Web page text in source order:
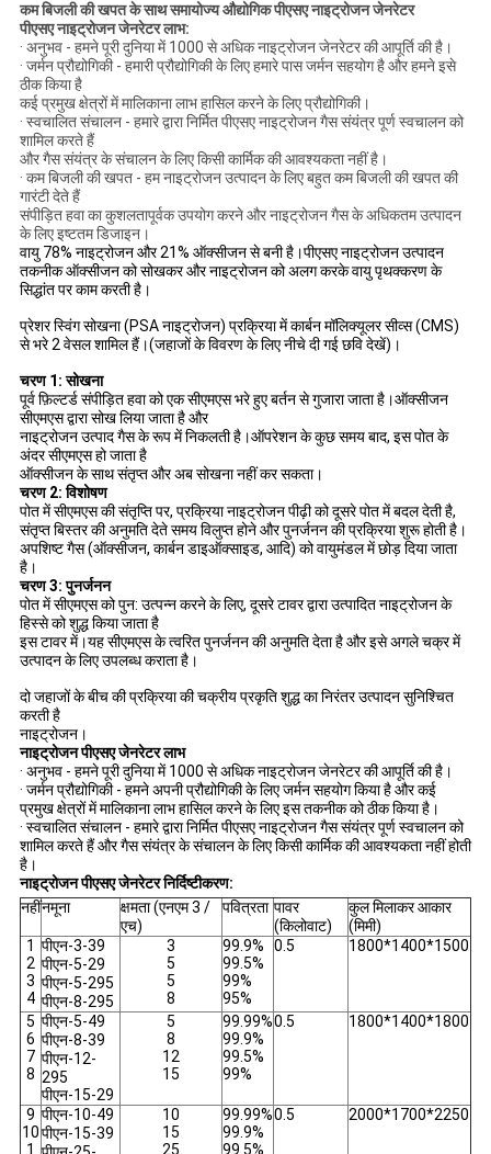
कम बिजली की खपत के साथ समायोज्य औद्योगिक पीएसए नाइट्रोजन जेनरेटर
पीएसए नाइट्रोजन जेनरेटर लाभ:
· अनुभव - हमने पूरी दुनिया में 1000 से अधिक नाइट्रोजन जेनरेटर की आपूर्ति की है।
· जर्मन प्रौद्योगिकी - हमारी प्रौद्योगिकी के लिए हमारे पास जर्मन सहयोग है और हमने इसे
ठीक किया है
कई प्रमुख क्षेत्रों में मालिकाना लाभ हासिल करने के लिए प्रौद्योगिकी।
· स्वचालित संचालन - हमारे द्वारा निर्मित पीएसए नाइट्रोजन गैस संयंत्र पूर्ण स्वचालन को
शामिल करते हैं
और गैस संयंत्र के संचालन के लिए किसी कार्मिक की आवश्यकता नहीं है।
· कम बिजली की खपत - हम नाइट्रोजन उत्पादन के लिए बहुत कम बिजली की खपत की
गारंटी देते हैं
संपीड़ित हवा का कुशलतापूर्वक उपयोग करने और नाइट्रोजन गैस के अधिकतम उत्पादन
के लिए इष्टतम डिजाइन।
वायु 78% नाइट्रोजन और 21% ऑक्सीजन से बनी है।पीएसए नाइट्रोजन उत्पादन
तकनीक ऑक्सीजन को सोखकर और नाइट्रोजन को अलग करके वायु पृथक्करण के
सिद्धांत पर काम करती है।
प्रेशर स्विंग सोखना (PSA नाइट्रोजन) प्रक्रिया में कार्बन मॉलिक्यूलर सीव्स (CMS)
से भरे 2 वेसल शामिल हैं।(जहाजों के विवरण के लिए नीचे दी गई छवि देखें)।
चरण 1: सोखना
पूर्व फ़िल्टर्ड संपीड़ित हवा को एक सीएमएस भरे हुए बर्तन से गुजारा जाता है।ऑक्सीजन
सीएमएस द्वारा सोख लिया जाता है और
नाइट्रोजन उत्पाद गैस के रूप में निकलती है।ऑपरेशन के कुछ समय बाद, इस पोत के
अंदर सीएमएस हो जाता है
ऑक्सीजन के साथ संतृप्त और अब सोखना नहीं कर सकता।
चरण 2: विशोषण
पोत में सीएमएस की संतृप्ति पर, प्रक्रिया नाइट्रोजन पीढ़ी को दूसरे पोत में बदल देती है,
संतृप्त बिस्तर की अनुमति देते समय विलुप्त होने और पुनर्जनन की प्रक्रिया शुरू होती है।
अपशिष्ट गैस (ऑक्सीजन, कार्बन डाइऑक्साइड, आदि) को वायुमंडल में छोड़ दिया जाता
है।
चरण 3: पुनर्जनन
पोत में सीएमएस को पुन: उत्पन्न करने के लिए, दूसरे टावर द्वारा उत्पादित नाइट्रोजन के
हिस्से को शुद्ध किया जाता है
इस टावर में।यह सीएमएस के त्वरित पुनर्जनन की अनुमति देता है और इसे अगले चक्र में
उत्पादन के लिए उपलब्ध कराता है।
दो जहाजों के बीच की प्रक्रिया की चक्रीय प्रकृति शुद्ध का निरंतर उत्पादन सुनिश्चित
करती है
नाइट्रोजन।
नाइट्रोजन पीएसए जेनरेटर लाभ
· अनुभव - हमने पूरी दुनिया में 1000 से अधिक नाइट्रोजन जेनरेटर की आपूर्ति की है।
· जर्मन प्रौद्योगिकी - हमने अपनी प्रौद्योगिकी के लिए जर्मन सहयोग किया है और कई
प्रमुख क्षेत्रों में मालिकाना लाभ हासिल करने के लिए इस तकनीक को ठीक किया है।
· स्वचालित संचालन - हमारे द्वारा निर्मित पीएसए नाइट्रोजन गैस संयंत्र पूर्ण स्वचालन को
शामिल करते हैं और गैस संयंत्र के संचालन के लिए किसी कार्मिक की आवश्यकता नहीं होती
है।
नाइट्रोजन पीएसए जेनरेटर निर्दिष्टीकरण:
नहींनमूना
क्षमता (एनएम 3 /
एच)
पवित्रता पावर
(किलोवाट)
कुल मिलाकर आकार
(मिमी)
1
2
3
4
पीएन-3-39
पीएन-5-29
पीएन-5-295
पीएन-8-295
3
5
5
8
99.9%
99.5%
99%
95%
0.5 1800*1400*1500
5
6
7
8
पीएन-5-49
पीएन-8-39
पीएन-12-
295
पीएन-15-29
5
8
12
15
99.99%
99.9%
99.5%
99%
0.5 1800*1400*1800
9
10
1
पीएन-10-49
पीएन-15-39
10
15
25
99.99%
99.9%
99.5%
0.5 2000*1700*2250